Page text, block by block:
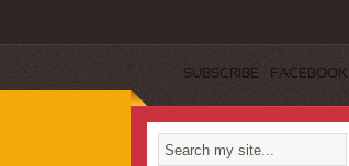
SUBSCRIBE FACEBOOK